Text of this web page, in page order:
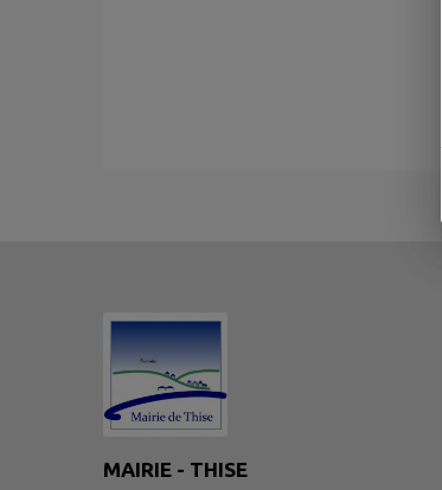
MAIRIE - THISE